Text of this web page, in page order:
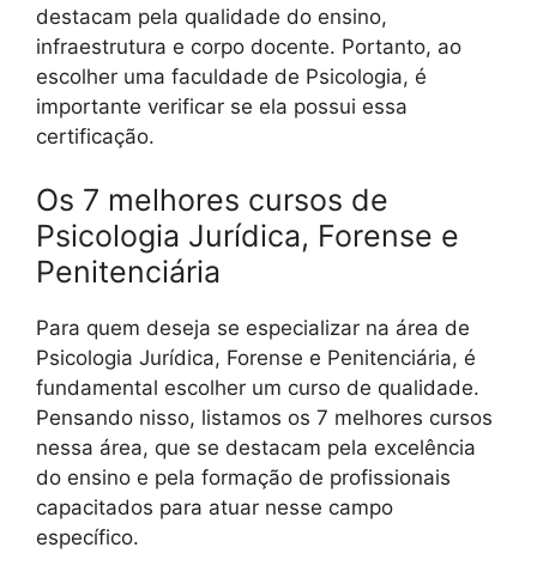
destacam pela qualidade do ensino,
infraestrutura e corpo docente. Portanto, ao
escolher uma faculdade de Psicologia, é
importante verificar se ela possui essa
certificação.
Os 7 melhores cursos de
Psicologia Jurídica, Forense e
Penitenciária
Para quem deseja se especializar na área de
Psicologia Jurídica, Forense e Penitenciária, é
fundamental escolher um curso de qualidade.
Pensando nisso, listamos os 7 melhores cursos
nessa área, que se destacam pela excelência
do ensino e pela formação de profissionais
capacitados para atuar nesse campo
específico.